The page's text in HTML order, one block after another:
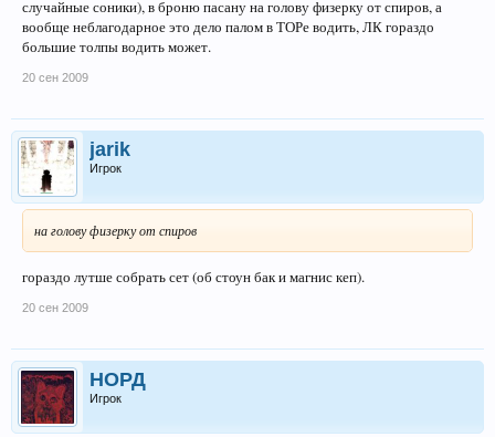
случайные соники), в броню пасану на голову физерку от спиров, а
вообще неблагодарное это дело палом в ТОРе водить, ЛК гораздо
большие толпы водить может.
20 сен 2009
jarik
Игрок
на голову физерку от спиров
гораздо лутше собрать сет (об стоун бак и магнис кеп).
20 сен 2009
НОРД
Игрок